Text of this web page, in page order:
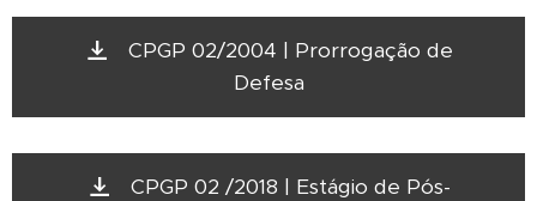
CPGP 02/2004 | Prorrogação de
Defesa
CPGP 02 /2018 | Estágio de Pós-